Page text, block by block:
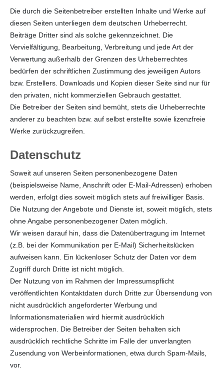
Die durch die Seitenbetreiber erstellten Inhalte und Werke auf
diesen Seiten unterliegen dem deutschen Urheberrecht.
Beiträge Dritter sind als solche gekennzeichnet. Die
Vervielfältigung, Bearbeitung, Verbreitung und jede Art der
Verwertung außerhalb der Grenzen des Urheberrechtes
bedürfen der schriftlichen Zustimmung des jeweiligen Autors
bzw. Erstellers. Downloads und Kopien dieser Seite sind nur für
den privaten, nicht kommerziellen Gebrauch gestattet.
Die Betreiber der Seiten sind bemüht, stets die Urheberrechte
anderer zu beachten bzw. auf selbst erstellte sowie lizenzfreie
Werke zurückzugreifen.
Datenschutz
Soweit auf unseren Seiten personenbezogene Daten
(beispielsweise Name, Anschrift oder E-Mail-Adressen) erhoben
werden, erfolgt dies soweit möglich stets auf freiwilliger Basis.
Die Nutzung der Angebote und Dienste ist, soweit möglich, stets
ohne Angabe personenbezogener Daten möglich.
Wir weisen darauf hin, dass die Datenübertragung im Internet
(z.B. bei der Kommunikation per E-Mail) Sicherheitslücken
aufweisen kann. Ein lückenloser Schutz der Daten vor dem
Zugriff durch Dritte ist nicht möglich.
Der Nutzung von im Rahmen der Impressumspflicht
veröffentlichten Kontaktdaten durch Dritte zur Übersendung von
nicht ausdrücklich angeforderter Werbung und
Informationsmaterialien wird hiermit ausdrücklich
widersprochen. Die Betreiber der Seiten behalten sich
ausdrücklich rechtliche Schritte im Falle der unverlangten
Zusendung von Werbeinformationen, etwa durch Spam-Mails,
vor.